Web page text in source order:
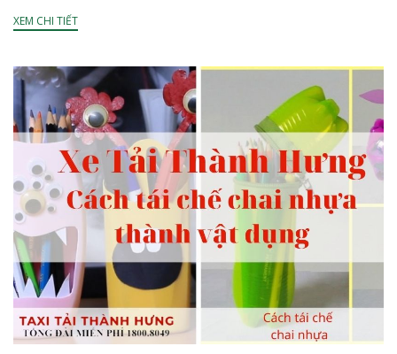
định thời gian thuê thật...
XEM CHI TIẾT